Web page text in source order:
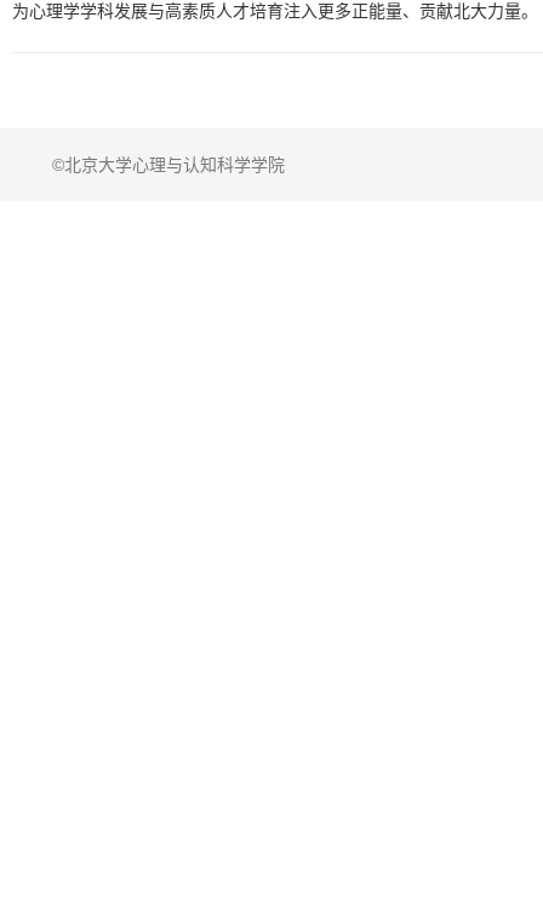
为心理学学科发展与高素质人才培育注入更多正能量、贡献北大力量。
©北京大学心理与认知科学学院